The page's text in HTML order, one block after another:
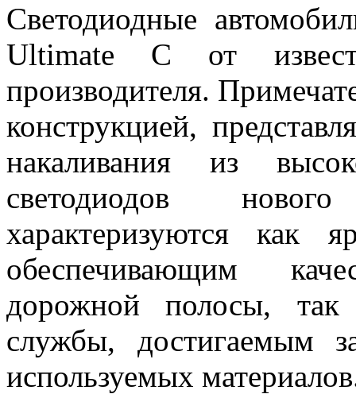
Светодиодные
Ultimate C от
производителя.
конструкцией,
накаливания из
светодиодов
характеризуются
обеспечивающим
дорожной полосы,
службы, достигаемым
используемых